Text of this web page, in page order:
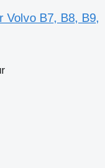
Volvo B7, B8, B9,